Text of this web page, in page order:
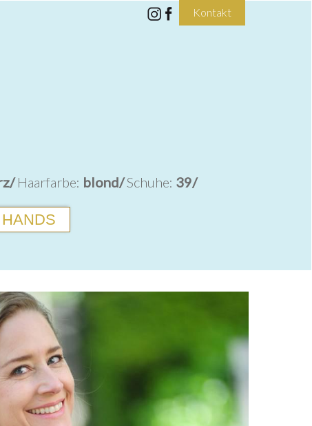
Kontakt
Haarfarbe: blond/Schuhe: 39/
HANDS